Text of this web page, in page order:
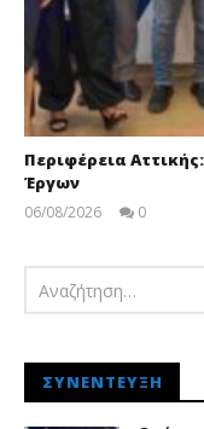
Περιφέρεια
Έργων
06/08/2026
0
ΣΥΝΈΝΤΕΥΞΗ